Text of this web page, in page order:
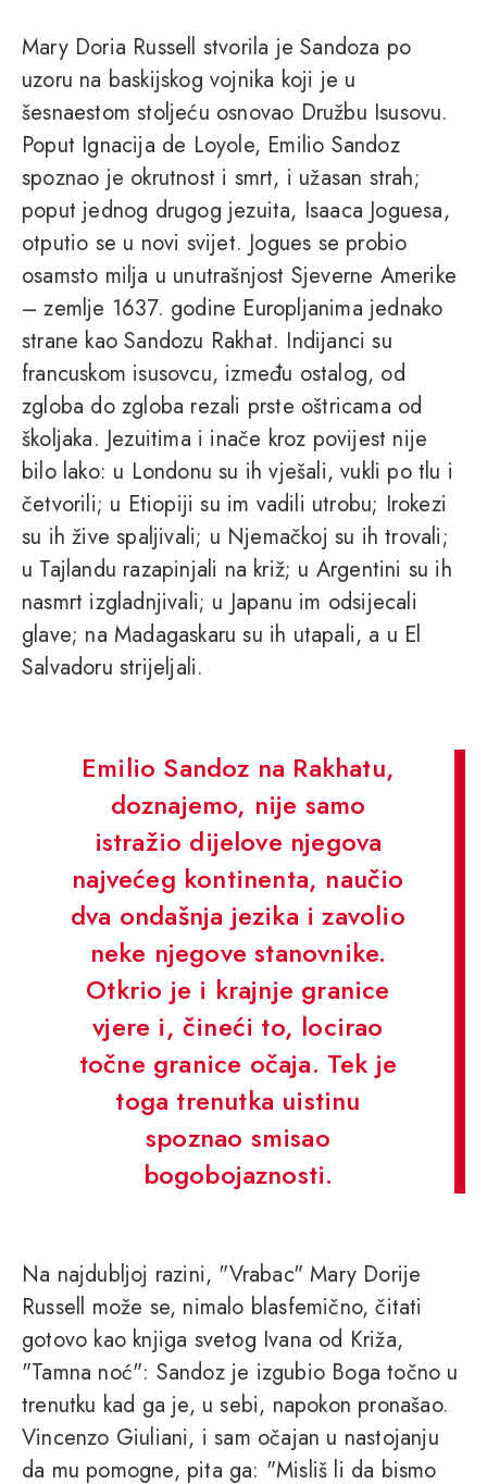
Mary Doria Russell stvorila je Sandoza po
uzoru na baskijskog vojnika koji je u
šesnaestom stoljeću osnovao Družbu Isusovu.
Poput Ignacija de Loyole, Emilio Sandoz
spoznao je okrutnost i smrt, i užasan strah;
poput jednog drugog jezuita, Isaaca Joguesa,
otputio se u novi svijet. Jogues se probio
osamsto milja u unutrašnjost Sjeverne Amerike
– zemlje 1637. godine Europljanima jednako
strane kao Sandozu Rakhat. Indijanci su
francuskom isusovcu, između ostalog, od
zgloba do zgloba rezali prste oštricama od
školjaka. Jezuitima i inače kroz povijest nije
bilo lako: u Londonu su ih vješali, vukli po tlu i
četvorili; u Etiopiji su im vadili utrobu; Irokezi
su ih žive spaljivali; u Njemačkoj su ih trovali;
u Tajlandu razapinjali na križ; u Argentini su ih
nasmrt izgladnjivali; u Japanu im odsijecali
glave; na Madagaskaru su ih utapali, a u El
Salvadoru strijeljali.
Emilio Sandoz na Rakhatu,
doznajemo, nije samo
istražio dijelove njegova
najvećeg kontinenta, naučio
dva ondašnja jezika i zavolio
neke njegove stanovnike.
Otkrio je i krajnje granice
vjere i, čineći to, locirao
točne granice očaja. Tek je
toga trenutka uistinu
spoznao smisao
bogobojaznosti.
Na najdubljoj razini, "Vrabac" Mary Dorije
Russell može se, nimalo blasfemično, čitati
gotovo kao knjiga svetog Ivana od Križa,
"Tamna noć": Sandoz je izgubio Boga točno u
trenutku kad ga je, u sebi, napokon pronašao.
Vincenzo Giuliani, i sam očajan u nastojanju
da mu pomogne, pita ga: "Misliš li da bismo